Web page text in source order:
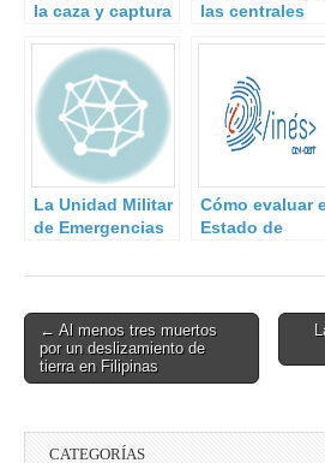
la caza y captura
Meinhof’.
las centrales
ataques
terroristas.
La Unidad Militar
de Emergencias
como equipo de
rescate urbano
de Naciones
Unidas por cinco
años más
Cómo evaluar
Estado de
organismo e
Informe
Post
navigation
← Al menos tres muertos
por un deslizamiento de
tierra en Filipinas
CATEGORÍAS